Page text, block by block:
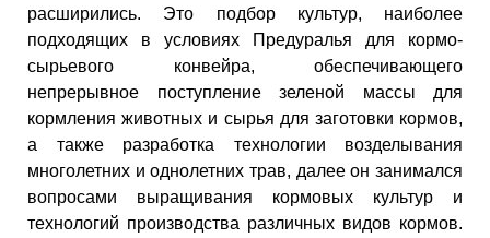
расширились. Это подбор культур, наиболее
подходящих в условиях Предуралья для кормо-
сырьевого конвейра, обеспечивающего
непрерывное поступление зеленой массы для
кормления животных и сырья для заготовки кормов,
а также разработка технологии возделывания
многолетних и однолетних трав, далее он занимался
вопросами выращивания кормовых культур и
технологий производства различных видов кормов.